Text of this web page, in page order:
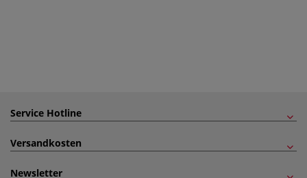
Service Hotline
Versandkosten
Newsletter